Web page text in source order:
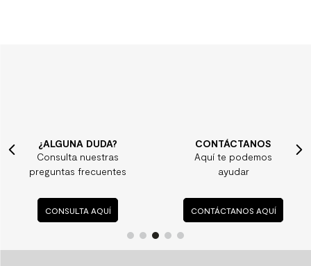
¿ALGUNA DUDA?
Consulta nuestras
preguntas frecuentes
CONSULTA AQUÍ
CONTÁCTANOS
Aquí te podemos
ayudar
CONTÁCTANOS AQUÍ